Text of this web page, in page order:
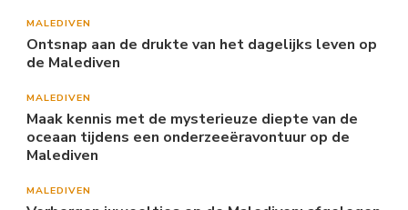
MALEDIVEN
Ontsnap aan de drukte van het dagelijks leven op
de Malediven
MALEDIVEN
Maak kennis met de mysterieuze diepte van de
oceaan tijdens een onderzeeëravontuur op de
Malediven
MALEDIVEN